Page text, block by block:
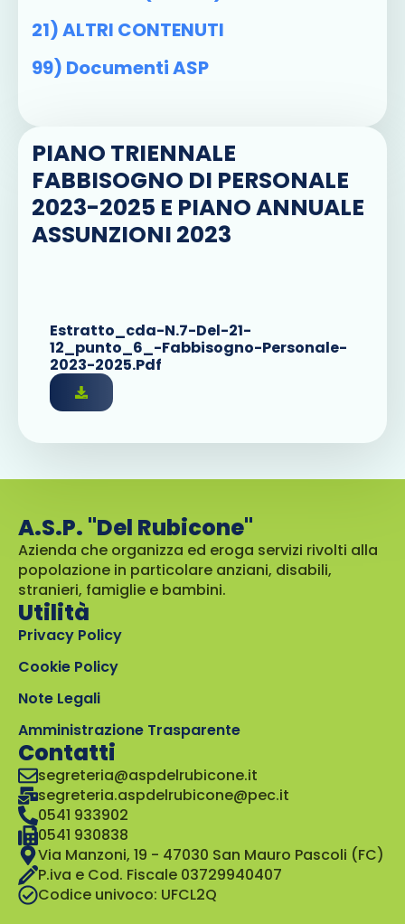
21) ALTRI CONTENUTI
99) Documenti ASP
PIANO TRIENNALE
FABBISOGNO DI PERSONALE
2023-2025 E PIANO ANNUALE
ASSUNZIONI 2023
Estratto_cda-N.7-Del-21-
12_punto_6_-Fabbisogno-Personale-
2023-2025.pdf
A.S.P. "Del Rubicone"
Azienda che organizza ed eroga servizi rivolti alla
popolazione in particolare anziani, disabili,
stranieri, famiglie e bambini.
Utilità
Privacy Policy
Cookie Policy
Note Legali
Amministrazione Trasparente
Contatti
segreteria@aspdelrubicone.it
segreteria.aspdelrubicone@pec.it
0541 933902
0541 930838
Via Manzoni, 19 - 47030 San Mauro Pascoli (FC)
P.iva e Cod. Fiscale 03729940407
Codice univoco: UFCL2Q